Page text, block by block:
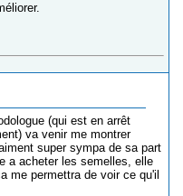
(qui est en arrêt
va venir me montrer
super sympa de sa part
a acheter les semelles, elle
me permettra de voir ce qu'il